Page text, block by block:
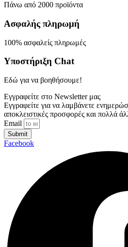
Πάνω από 2000 προϊόντα
Ασφαλής πληρωμή
100% ασφαλείς πληρωμές
Υποστήριξη Chat
Εδώ για να βοηθήσουμε!
Εγγραφείτε στο Newsletter μας
Εγγραφείτε για να λαμβάνετε
αποκλειστικές προσφορές και πολλά
Email
Submit
Facebook